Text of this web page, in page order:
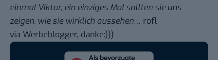
einmal Viktor, ein einziges Mal sollten sie uns
zeigen, wie sie wirklich aussehen… rofl
via Werbeblogger, danke:)))